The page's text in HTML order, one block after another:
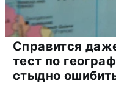
Справится
тест по
стыдно